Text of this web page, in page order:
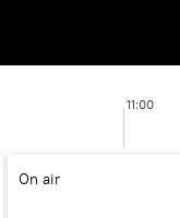
11:00
On air